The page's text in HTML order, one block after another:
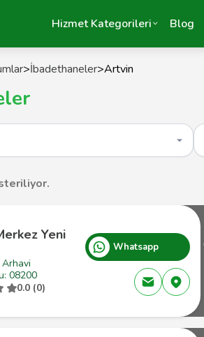
Hizmet Kategorileri Blog
>İbadethaneler>Artvin
Yeni
08200
0.0 (0)
Whatsapp